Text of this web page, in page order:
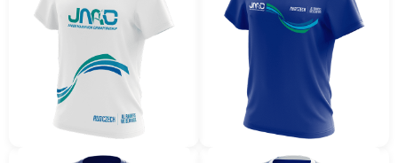
Sie haben die Möglichkeit zwischen
mehreren Modellen zu wählen: gerade
oder tailliert für Damen und Herren,
verschiedene Halsformen, Modelle mit
Ärmeln oder ohne Ärmel.
Unsere Manager helfen Ihnen bei der
Auswahl von T-Shirts, die zu Ihren
Bedürfnissen passen. Unsere Designer
entwickeln ein perfektes eigenes